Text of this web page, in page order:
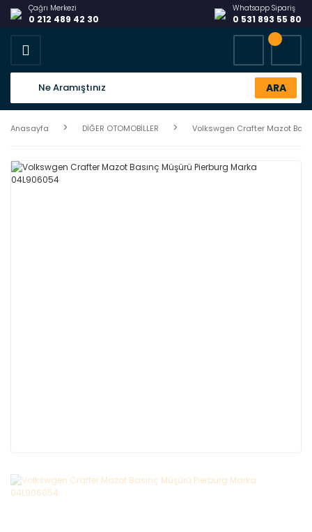
Çağrı Merkezi
0 212 489 42 30
Whatsapp Sipariş
0 531 893 55 80
ARA
Anasayfa DİĞER OTOMOBİLLER Volkswgen Crafter Mazot